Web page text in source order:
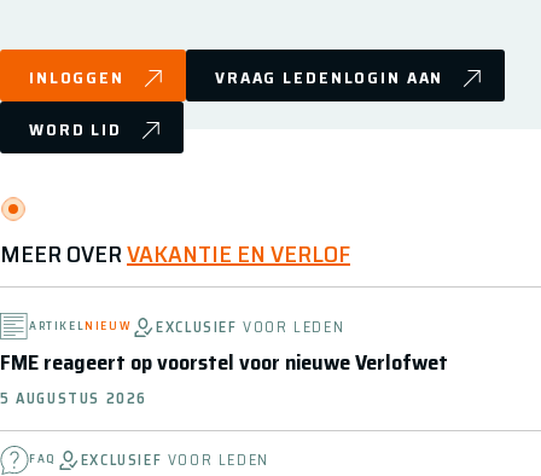
INLOGGEN
VRAAG LEDENLOGIN AAN
WORD LID
MEER OVERVAKANTIE EN VERLOF
ARTIKELNIEUW EXCLUSIEFVOOR LEDEN
FME reageert op voorstel voor nieuwe Verlofwet
5 AUGUSTUS 2026
FAQ EXCLUSIEF VOOR LEDEN